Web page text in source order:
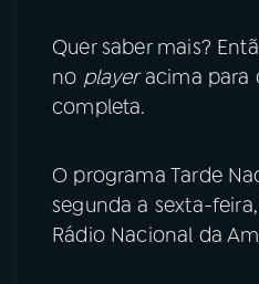
Quer saber mais?
no playeracima para
completa.
O programa Tarde
segunda a sexta-feira,
Rádio Nacional da